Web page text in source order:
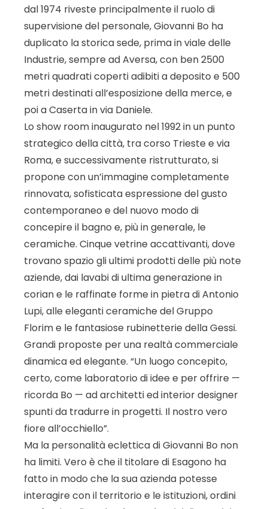
dal 1974 riveste principalmente il ruolo di
supervisione del personale, Giovanni Bo ha
duplicato la storica sede, prima in viale delle
Industrie, sempre ad Aversa, con ben 2500
metri quadrati coperti adibiti a deposito e 500
metri destinati all’esposizione della merce, e
poi a Caserta in via Daniele.
Lo show room inaugurato nel 1992 in un punto
strategico della città, tra corso Trieste e via
Roma, e successivamente ristrutturato, si
propone con un’immagine completamente
rinnovata, sofisticata espressione del gusto
contemporaneo e del nuovo modo di
concepire il bagno e, più in generale, le
ceramiche. Cinque vetrine accattivanti, dove
trovano spazio gli ultimi prodotti delle più note
aziende, dai lavabi di ultima generazione in
corian e le raffinate forme in pietra di Antonio
Lupi, alle eleganti ceramiche del Gruppo
Florim e le fantasiose rubinetterie della Gessi.
Grandi proposte per una realtà commerciale
dinamica ed elegante. “Un luogo concepito,
certo, come laboratorio di idee e per offrire —
ricorda Bo — ad architetti ed interior designer
spunti da tradurre in progetti. Il nostro vero
fiore all’occhiello”.
Ma la personalità eclettica di Giovanni Bo non
ha limiti. Vero è che il titolare di Esagono ha
fatto in modo che la sua azienda potesse
interagire con il territorio e le istituzioni, ordini